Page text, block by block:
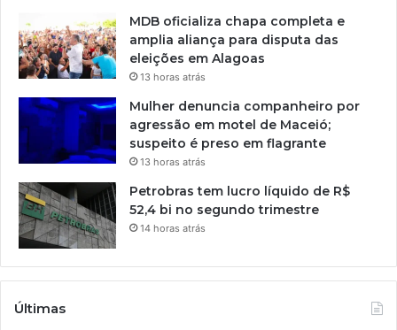
MDB oficializa chapa completa e
amplia aliança para disputa das
eleições em Alagoas
13 horas atrás
Mulher denuncia companheiro por
agressão em motel de Maceió;
suspeito é preso em flagrante
13 horas atrás
Petrobras tem lucro líquido de R$
52,4 bi no segundo trimestre
14 horas atrás
Últimas